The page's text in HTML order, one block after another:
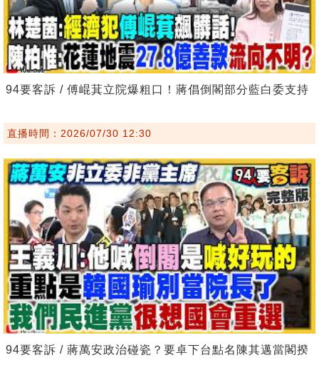
94要客訴 / 傅崐萁立院爆粗口！蔣倡倒閣部分藍白委支持
直播時間：2026/07/30 12:30
94要客訴 / 蔣萬安政治碰瓷？要卓下台點名陳其邁當閣揆